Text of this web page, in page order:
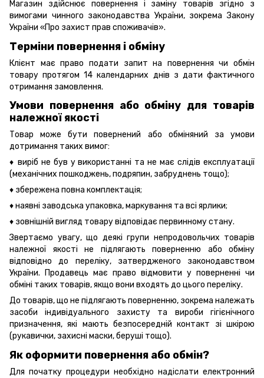
Магазин здійснює повернення і заміну товарів згідно з
вимогами чинного законодавства України, зокремаЗакону
України «Про захист прав споживачів».
Терміни повернення і обміну
Клієнт має право подати запит на повернення чи обмін
товару протягом 14 календарних днів з дати фактичного
отримання замовлення.
Умови повернення або обміну для товарів
належної якості
Товар може бути повернений або обміняний за умови
дотримання таких вимог:
♦ виріб не був у використанні та не має слідів експлуатації
(механічних пошкоджень, подряпин, забруднень тощо);
♦ збережена повна комплектація;
♦ наявні заводська упаковка, маркування та всі ярлики;
♦ зовнішній вигляд товару відповідає первинному стану.
Звертаємо увагу, що деякі групи непродовольчих товарів
належної якості не підлягають поверненню або обміну
відповідно до переліку, затвердженого законодавством
України. Продавець має право відмовити у поверненні чи
обміні таких товарів, якщо вони входять до цього переліку.
До товарів, що не підлягають поверненню, зокрема належать
засоби індивідуального захисту та вироби гігієнічного
призначення, які мають безпосередній контакт зі шкірою
(рукавички, захисні маски, беруші тощо).
Як оформити повернення або обмін?
Для початку процедури необхідно надіслати електронний